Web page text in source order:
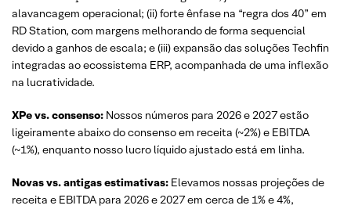
alavancagem operacional; (ii) forte ênfase na “regra dos 40” em
RD Station, com margens melhorando de forma sequencial
devido a ganhos de escala; e (iii) expansão das soluções Techfin
integradas ao ecossistema ERP, acompanhada de uma inflexão
na lucratividade.
XPe vs. consenso: Nossos números para 2026 e 2027 estão
ligeiramente abaixo do consenso em receita (~2%) e EBITDA
(~1%), enquanto nosso lucro líquido ajustado está em linha.
Novas vs. antigas estimativas: Elevamos nossas projeções de
receita e EBITDA para 2026 e 2027 em cerca de 1% e 4%,